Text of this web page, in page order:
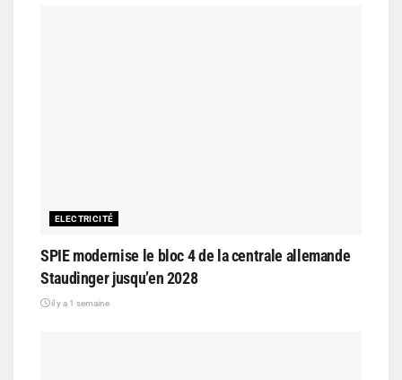
ELECTRICITÉ
SPIE modernise le bloc 4 de la centrale allemande
Staudinger jusqu’en 2028
il y a 1 semaine